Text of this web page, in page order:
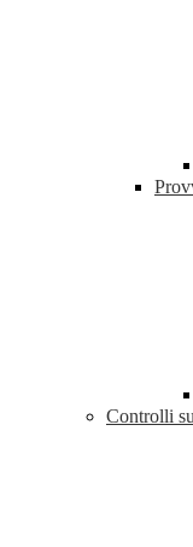
Controlli